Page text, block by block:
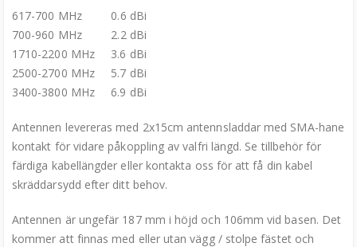
617-700 MHz 0.6 dBi
700-960 MHz 2.2 dBi
1710-2200 MHz 3.6 dBi
2500-2700 MHz 5.7 dBi
3400-3800 MHz 6.9 dBi
Antennen levereras med 2x15cm antennsladdar med SMA-hane
kontakt för vidare påkoppling av valfri längd. Se tillbehör för
färdiga kabellängder eller kontakta oss för att få din kabel
skräddarsydd efter ditt behov.
Antennen är ungefär 187 mm i höjd och 106mm vid basen. Det
kommer att finnas med eller utan vägg / stolpe fästet och